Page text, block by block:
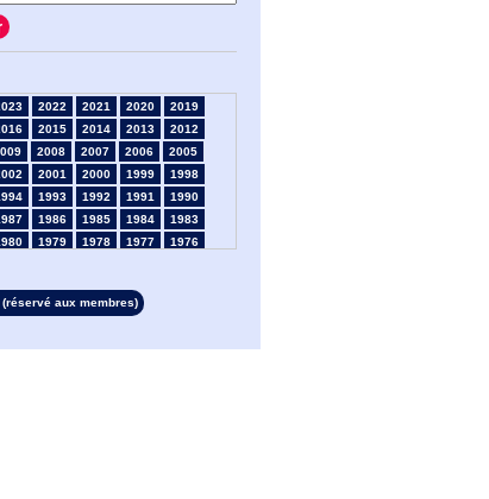
2022 2021 2020
2019
2015 2014 2013
2012
2008 2007 2006
2005
2001 2000 1999
1998
1993 1992 1991
1990
1986 1985 1984
1983
1979 1978 1977
1976
1958 1957 1956
aux membres)